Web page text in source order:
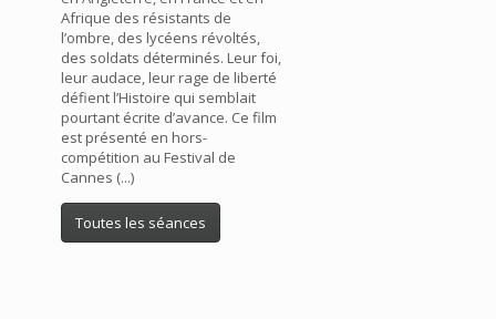
Afrique des résistants de
l’ombre, des lycéens révoltés,
des soldats déterminés. Leur foi,
leur audace, leur rage de liberté
défient l’Histoire qui semblait
pourtant écrite d’avance. Ce film
est présenté en hors-
compétition au Festival de
Cannes (...)
Toutes les séances